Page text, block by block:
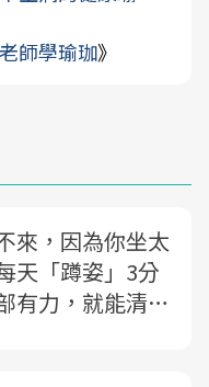
師學瑜珈》
來，因為你坐太
天「蹲姿」3分
有力，就能清宿